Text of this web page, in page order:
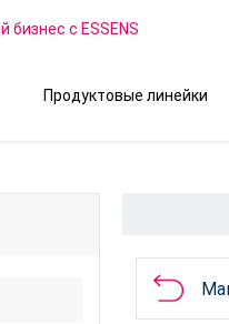
бизнес с ESSENS
Продуктовые линейки